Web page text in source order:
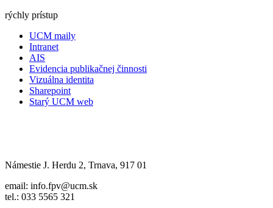
rýchly prístup
UCM maily
Intranet
AIS
Evidencia publikačnej činnosti
Vizuálna identita
Sharepoint
Starý UCM web
Námestie J. Herdu 2, Trnava, 917 01
email: info.fpv@ucm.sk
tel.: 033 5565 321